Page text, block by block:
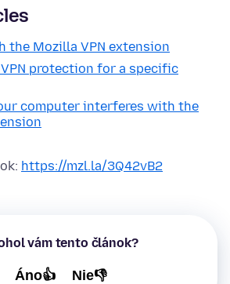
the Mozilla VPN extension
protection for a specific
computer interferes with the
https://mzl.la/3Q42vB2
vám tento článok?
Áno👍 Nie👎